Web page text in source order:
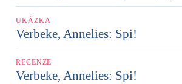
UKÁZKA
Verbeke, Annelies: Spi!
RECENZE
Verbeke, Annelies: Spi!